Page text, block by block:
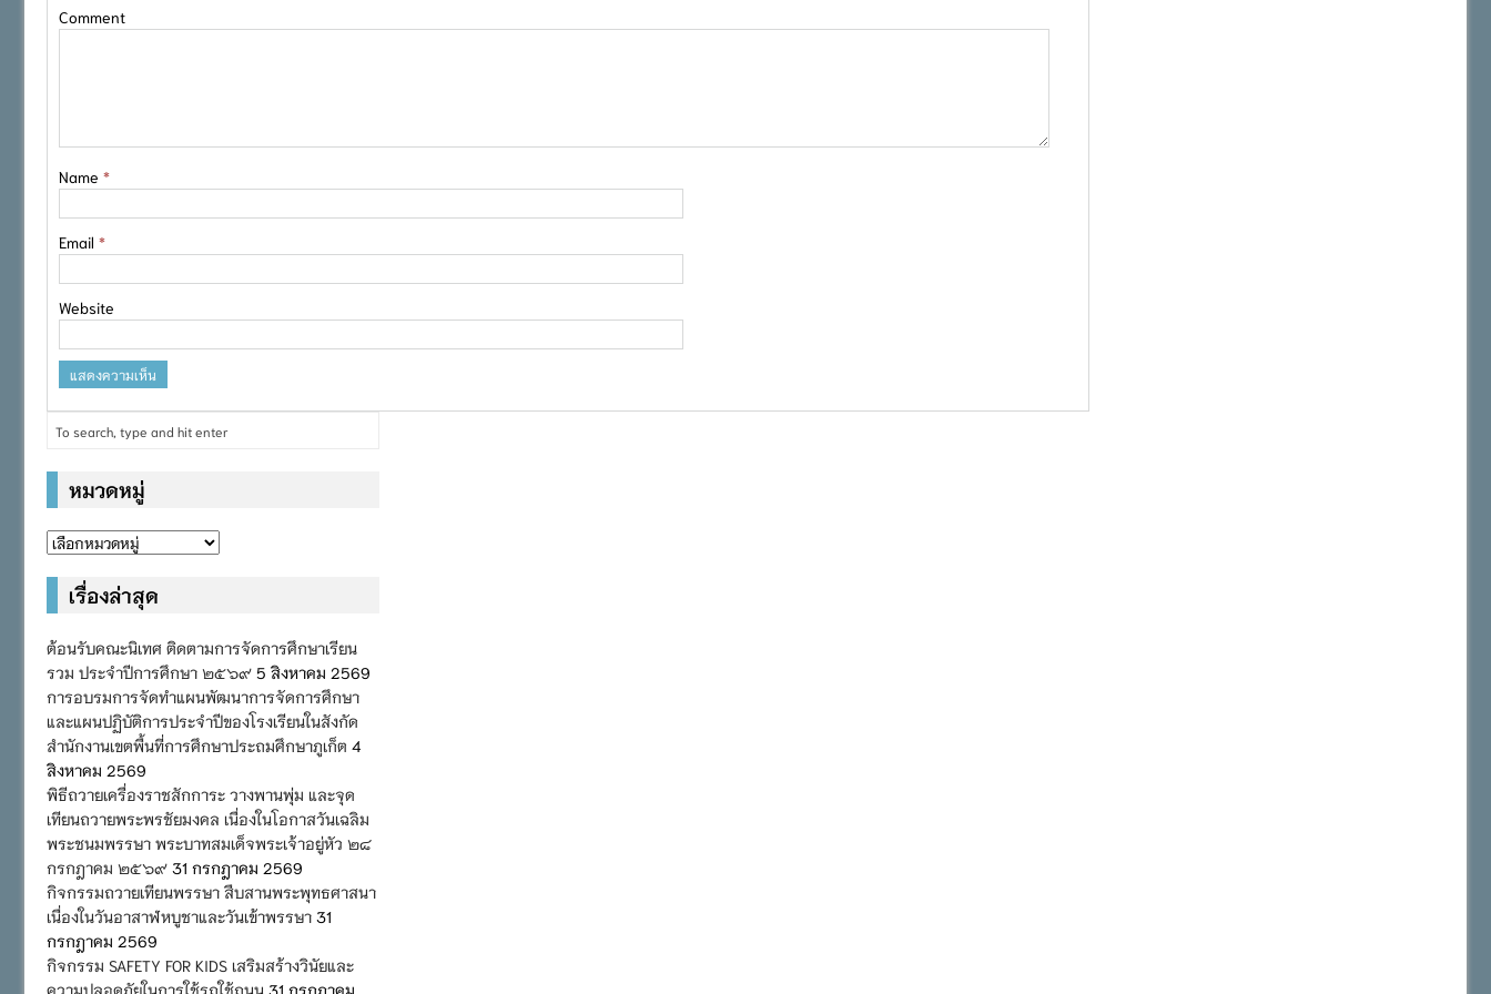
Comment
Name *
Email *
Website
หมวดหมู่
หมวด
เรื่องล่าสุด
ต้อนรับคณะนิเทศ ติดตามการจัดการศึกษาเรียน
รวม ประจำปีการศึกษา ๒๕๖๙ 5 สิงหาคม 2569
การอบรมการจัดทำแผนพัฒนาการจัดการศึกษา
และแผนปฏิบัติการประจำปีของโรงเรียนในสังกัด
สำนักงานเขตพื้นที่การศึกษาประถมศึกษาภูเก็ต 4
สิงหาคม 2569
พิธีถวายเครื่องราชสักการะ วางพานพุ่ม และจุด
เทียนถวายพระพรชัยมงคล เนื่องในโอกาสวันเฉลิม
พระชนมพรรษา พระบาทสมเด็จพระเจ้าอยู่หัว ๒๘
กรกฎาคม ๒๕๖๙ 31 กรกฎาคม 2569
กิจกรรมถวายเทียนพรรษา สืบสานพระพุทธศาสนา
เนื่องในวันอาสาฬหบูชาและวันเข้าพรรษา 31
กรกฎาคม 2569
กิจกรรม SAFETY FOR KIDS เสริมสร้างวินัยและ
ความปลอดภัยในการใช้รถใช้ถนน 31 กรกฎาคม